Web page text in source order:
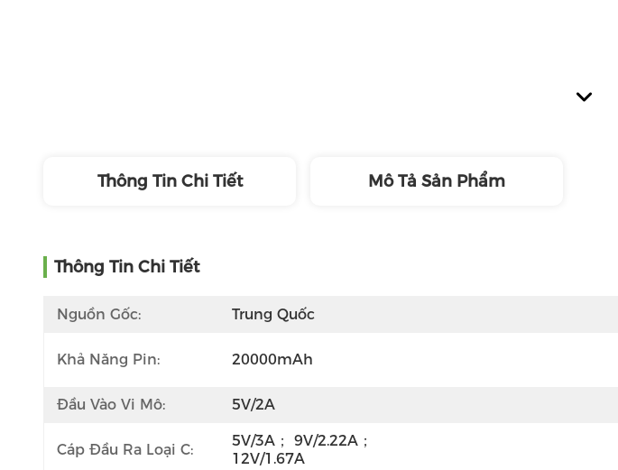
Thông Tin Chi Tiết Mô Tả Sản Phẩm
Thông Tin Chi Tiết
Nguồn Gốc: Trung Quốc
Khả Năng Pin: 20000mAh
Đầu Vào Vi Mô: 5V/2A
Cáp Đầu Ra Loại C:
5V/3A； 9V/2.22A；
12V/1.67A